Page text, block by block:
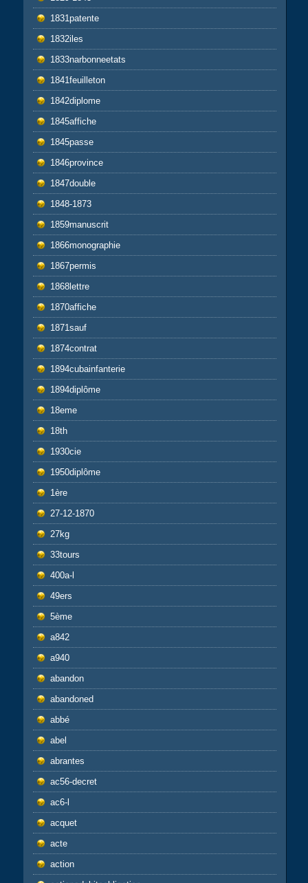
1831patente
1832iles
1833narbonneetats
1841feuilleton
1842diplome
1845affiche
1845passe
1846province
1847double
1848-1873
1859manuscrit
1866monographie
1867permis
1868lettre
1870affiche
1871sauf
1874contrat
1894cubainfanterie
1894diplôme
18eme
18th
1930cie
1950diplôme
1ère
27-12-1870
27kg
33tours
400a-l
49ers
5ème
a842
a940
abandon
abandoned
abbé
abel
abrantes
ac56-decret
ac6-l
acquet
acte
action